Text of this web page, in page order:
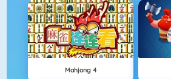
Mahjong 4